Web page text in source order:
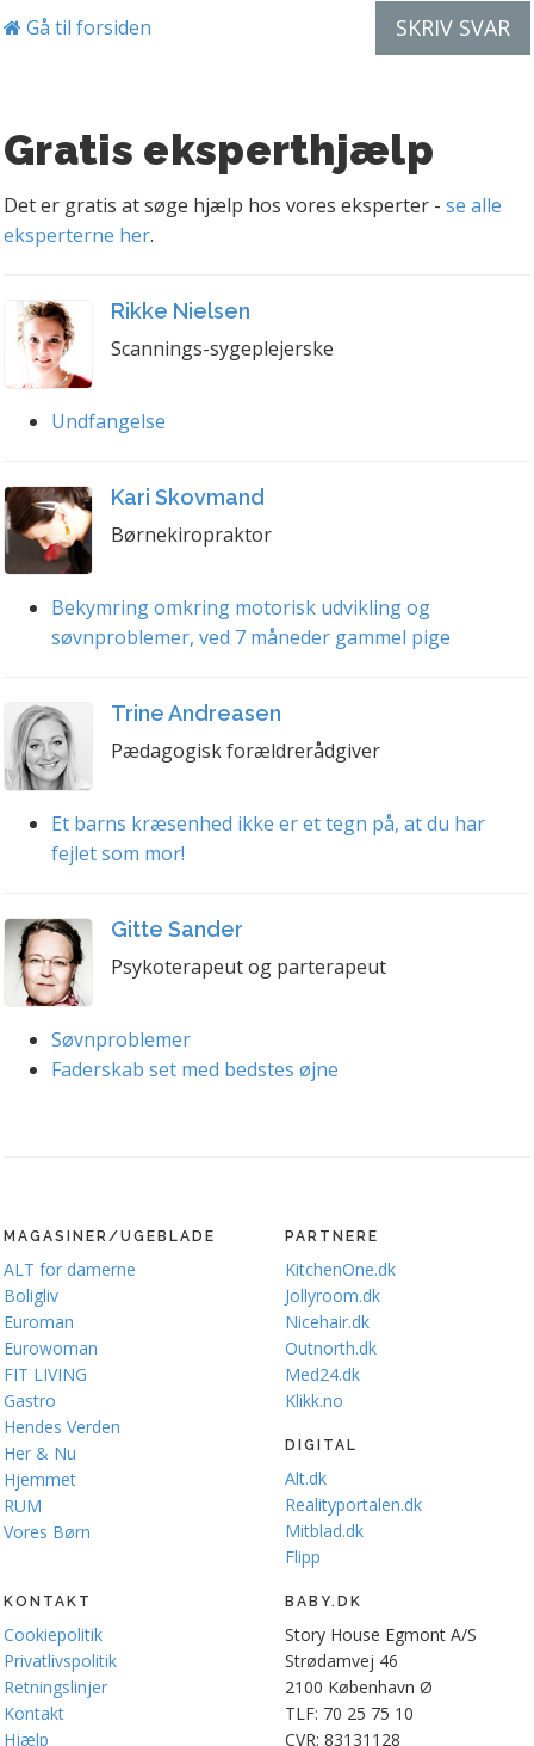
Gå til forsiden SKRIV SVAR
Gratis eksperthjælp
Det er gratis at søge hjælp hos vores eksperter - se alle
eksperterne her.
Rikke Nielsen
Scannings-sygeplejerske
Undfangelse
Kari Skovmand
Børnekiropraktor
Bekymring omkring motorisk udvikling og
søvnproblemer, ved 7 måneder gammel pige
Trine Andreasen
Pædagogisk forældrerådgiver
Et barns kræsenhed ikke er et tegn på, at du har
fejlet som mor!
Gitte Sander
Psykoterapeut og parterapeut
Søvnproblemer
Faderskab set med bedstes øjne
MAGASINER/UGEBLADE
ALT for damerne
Boligliv
Euroman
Eurowoman
FIT LIVING
Gastro
Hendes Verden
Her & Nu
Hjemmet
RUM
Vores Børn
PARTNERE
KitchenOne.dk
Jollyroom.dk
Nicehair.dk
Outnorth.dk
Med24.dk
Klikk.no
DIGITAL
Alt.dk
Realityportalen.dk
Mitblad.dk
Flipp
KONTAKT
Cookiepolitik
Privatlivspolitik
Retningslinjer
Kontakt
Hjælp
BABY.DK
Story House Egmont A/S
Strødamvej 46
2100 København Ø
TLF: 70 25 75 10
CVR: 83131128